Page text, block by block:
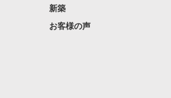
新築
お客様の声